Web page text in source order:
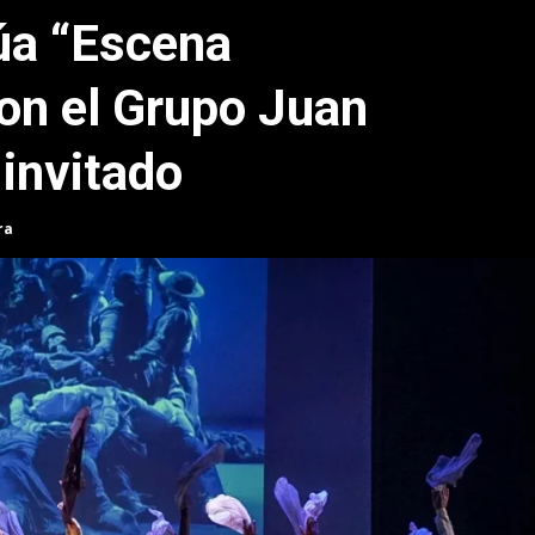
“Escena
el Grupo Juan